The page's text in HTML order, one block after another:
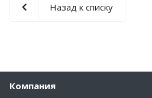
Назад к списку
Компания